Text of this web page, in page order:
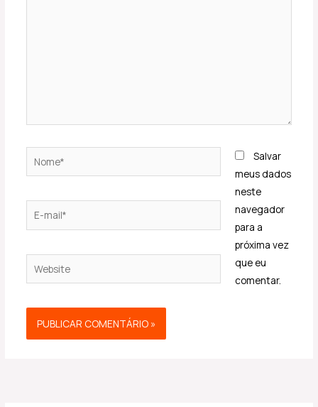
E-
mail*
Salvar
meus dados
neste
navegador
para a
próxima vez
que eu
comentar.